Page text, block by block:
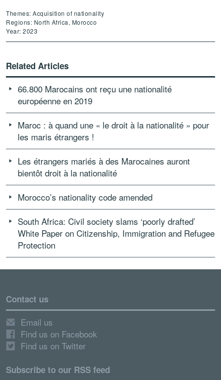
Themes: Acquisition of nationality
Regions: North Africa, Morocco
Year: 2023
Related Articles
66.800 Marocains ont reçu une nationalité
européenne en 2019
Maroc : à quand une « le droit à la nationalité » pour
les maris étrangers !
Les étrangers mariés à des Marocaines auront
bientôt droit à la nationalité
Morocco’s nationality code amended
South Africa: Civil society slams ‘poorly drafted’
White Paper on Citizenship, Immigration and Refugee
Protection
Contact us
Email us
Find us on Facebook
Find us on Twitter
Subscribe to our RSS feed